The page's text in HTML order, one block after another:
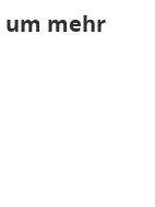
um mehr